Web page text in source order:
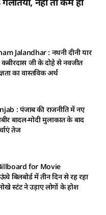
Jalandhar : नथनी दीनी यार
कबीरदास जी के दोहे से नवजीत
का वास्तविक अर्थ
: पंजाब की राजनीति में नए
बादल-मोदी मुलाकात के बाद
तेज
for Movie
बिलबोर्ड में तीन दिन से रह रहा
स्टंट ने उड़ाए लोगों के होश